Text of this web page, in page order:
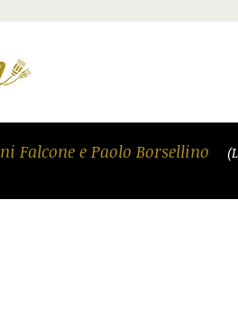
Falcone e Paolo Borsellino